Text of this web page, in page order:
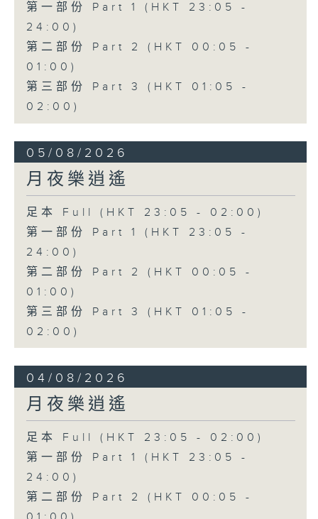
第一部份 Part 1 (HKT 23:05 -
24:00)
第二部份 Part 2 (HKT 00:05 -
01:00)
第三部份 Part 3 (HKT 01:05 -
02:00)
05/08/2026
月夜樂逍遙
足本 Full (HKT 23:05 - 02:00)
第一部份 Part 1 (HKT 23:05 -
24:00)
第二部份 Part 2 (HKT 00:05 -
01:00)
第三部份 Part 3 (HKT 01:05 -
02:00)
04/08/2026
月夜樂逍遙
足本 Full (HKT 23:05 - 02:00)
第一部份 Part 1 (HKT 23:05 -
24:00)
第二部份 Part 2 (HKT 00:05 -